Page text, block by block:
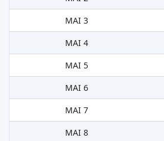
MAI 3
MAI 4
MAI 5
MAI 6
MAI 7
MAI 8